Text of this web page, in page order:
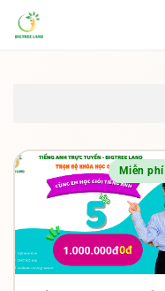
Miễn phí